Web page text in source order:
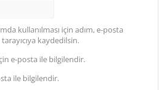
kullanılması için adım, e-posta
kaydedilsin.
e-posta ile bilgilendir.
ile bilgilendir.